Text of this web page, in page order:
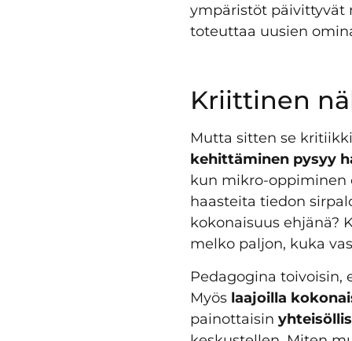
ympäristöt päivittyvät
toteuttaa uusien
Kriittinen
Mutta sitten se
kehittäminen pysyy
kun mikro-oppiminen
haasteita tiedon
kokonaisuus ehjänä?
melko paljon, kuka
Pedagogina
Myös laajoilla
painottaisin